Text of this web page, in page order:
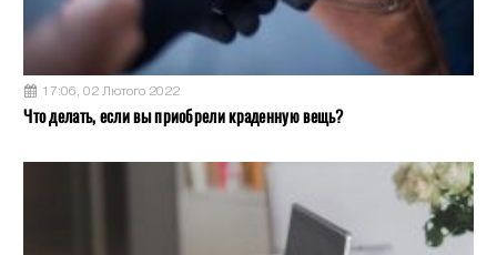
17:06, 02 Лютого 2022
Что делать, если вы приобрели краденную вещь?